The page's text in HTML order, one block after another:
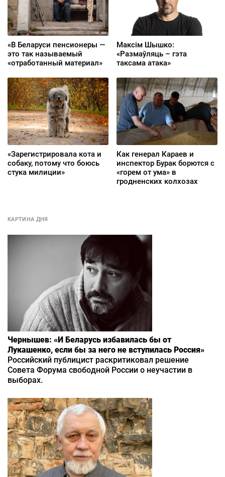
«В Беларуси пенсионеры —
это так называемый
«отработанный материал»
Максім Шышко:
«Размаўляць – гэта
таксама атака»
«Зарегистрировала кота и
собаку, потому что боюсь
стука милиции»
Как генерал Караев и
инспектор Бурак борются с
«горем от ума» в
гродненских колхозах
КАРТИНА ДНЯ
Чернышев: «И Беларусь избавилась бы от
Лукашенко, если бы за него не вступилась Россия»
Российский публицист раскритиковал решение
Совета Форума свободной России о неучастии в
выборах.